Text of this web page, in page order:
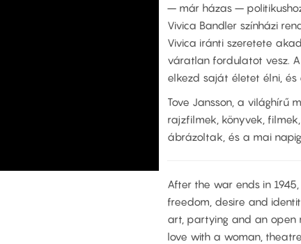
– már házas –
Vivica Bandler színházi
Vivica iránti szeretete
váratlan fordulatot vesz.
elkezd saját életet élni, és
Tove Jansson, a világhírű
rajzfilmek, könyvek,
ábrázoltak, és a mai
After the war ends in
freedom, desire and
art, partying and an open
love with a woman,